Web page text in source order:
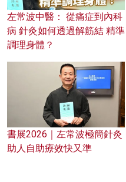
左常波中醫： 從痛症到內科
病 針灸如何透過解筋結 精準
調理身體？
書展2026｜左常波極簡針灸
助人自助療效快又準